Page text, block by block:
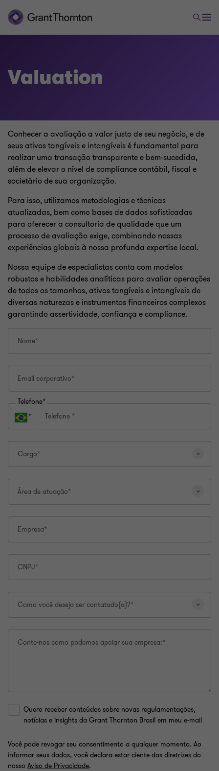
Valuation
Conhecer a avaliação a valor justo de seu negócio, e de
seus ativos tangíveis e intangíveis é fundamental para
realizar uma transação transparente e bem-sucedida,
além de elevar o nível de compliance contábil, fiscal e
societário de sua organização.
Para isso, utilizamos metodologias e técnicas
atualizadas, bem como bases de dados sofisticadas
para oferecer a consultoria de qualidade que um
processo de avaliação exige, combinando nossas
experiências globais à nossa profunda expertise local.
Nossa equipe de especialistas conta com modelos
robustos e habilidades analíticas para avaliar operações
de todos os tamanhos, ativos tangíveis e intangíveis de
diversas naturezas e instrumentos financeiros complexos
garantindo assertividade, confiança e compliance.
Nome*
Email corporativo*
Telefone*
Cargo*
Área de atuação*
Empresa*
CNPJ*
Como você deseja ser contatado(a)?*
Conte-nos como podemos apoiar sua empresa:*
Quero receber conteúdos sobre novas regulamentações,
notícias e insights da Grant Thornton Brasil em meu e-mail
Você pode revogar seu consentimento a qualquer momento. Ao
informar seus dados, você declara estar ciente das diretrizes do
nosso Aviso de Privacidade.